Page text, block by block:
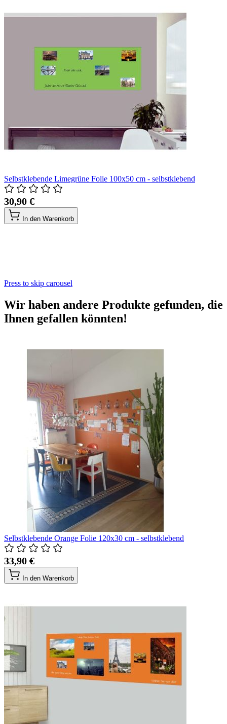
Selbstklebende Limegrüne Folie 100x50 cm - selbstklebend
30,90 €
In den Warenkorb
Press to skip carousel
Wir haben andere Produkte gefunden, die
Ihnen gefallen könnten!
Selbstklebende Orange Folie 120x30 cm - selbstklebend
33,90 €
In den Warenkorb